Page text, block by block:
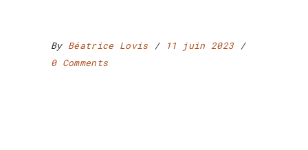
By Béatrice Lovis
11 juin 2023
0 Comments